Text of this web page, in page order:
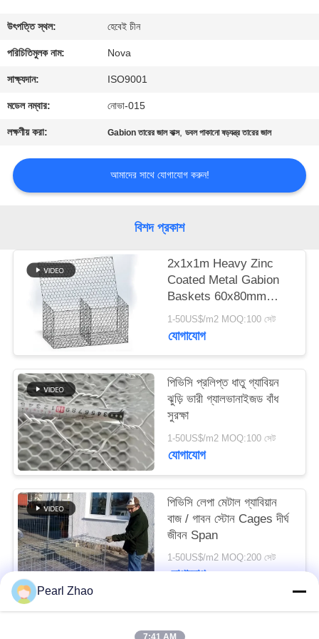
কারখানা
পরিদর্শন
গুণমান
নিয়ন্ত্রণ
আমাদের
সাথে
মামলা
সাইট
ম্যাপ
গোপনীয়তা
নীতি
উৎপত্তি স্থল: হেবেই চীন
পরিচিতিমুলক নাম: Nova
সাক্ষ্যদান: ISO9001
মডেল নম্বার: নোভা-015
লক্ষণীয় করা: Gabion তারের জাল বাক্স,ডবল পাকানো ষড়যন্ত্র তারের জাল
আমাদের সাথে যোগাযোগ করুন!
বিশদ প্রকাশ
2x1x1m Heavy Zinc
Coated Metal Gabion
Baskets 60x80mm
Hexagonal Mesh
1-50US$/m2 MOQ:100 সেট
যোগাযোগ
পিভিসি প্রলিপ্ত ধাতু গ্যাবিয়ন
ঝুড়ি ভারী গ্যালভানাইজড বাঁধ
সুরক্ষা
1-50US$/m2 MOQ:100 সেট
যোগাযোগ
পিভিসি লেপা মেটাল গ্যাবিয়ান
বাজ / গাবন স্টোন Cages দীর্ঘ
জীবন Span
1-50US$/m2 MOQ:200 সেট
যোগাযোগ
Pearl Zhao
7:41 AM